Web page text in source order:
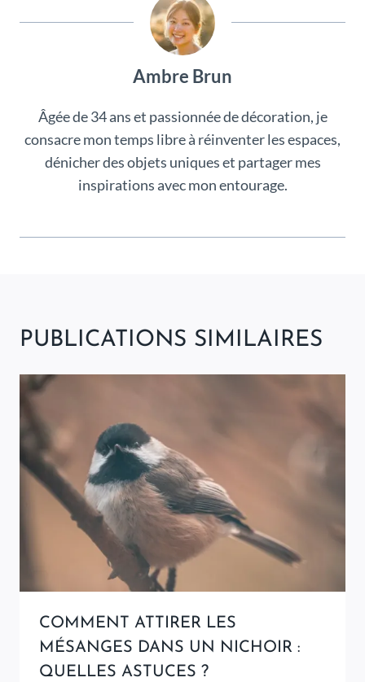
Ambre Brun
Âgée de 34 ans et passionnée de décoration, je
consacre mon temps libre à réinventer les espaces,
dénicher des objets uniques et partager mes
inspirations avec mon entourage.
PUBLICATIONS SIMILAIRES
COMMENT ATTIRER LES
MÉSANGES DANS UN NICHOIR :
QUELLES ASTUCES ?